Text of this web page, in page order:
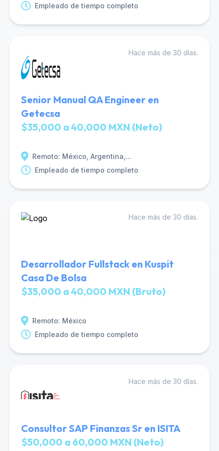
Empleado de tiempo completo
Hace más de 30 días.
Senior Manual QA Engineer en
Getecsa
$35,000 a 40,000 MXN (Neto)
Remoto: México, Argentina,...
Empleado de tiempo completo
Hace más de 30 días.
Desarrollador Fullstack en Kuspit
Casa De Bolsa
$35,000 a 40,000 MXN (Bruto)
Remoto: México
Empleado de tiempo completo
Hace más de 30 días.
Consultor SAP Finanzas Sr en ISITA
$50,000 a 60,000 MXN (Neto)